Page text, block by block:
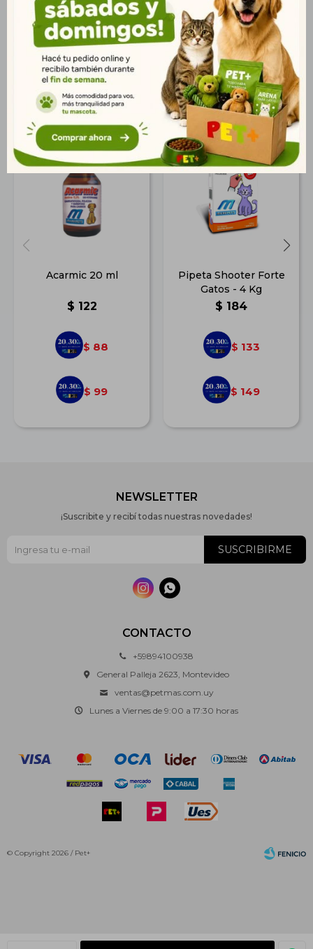
según recomendación del Médico Veterinario.
Productos que te pueden interesar
Acarmic 20 ml
$ 122
$ 88
$ 99
Pipeta Shooter Forte
Gatos - 4 Kg
$ 184
$ 133
$ 149
CONTACTO
+59894100938
General Palleja 2623, Montevideo
ventas@petmas.com.uy
Lunes a Viernes de 9:00 a 17:30 horas
NEWSLETTER
¡Suscribite y recibí todas nuestras novedades!
SUSCRIBIRME
 
© Copyright 2026 / Pet+